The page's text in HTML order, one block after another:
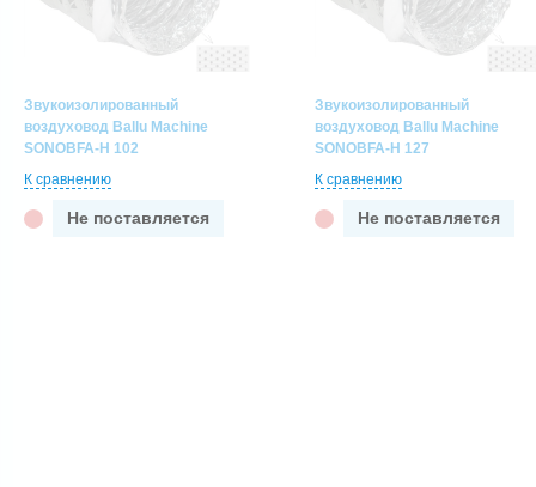
Звукоизолированный
воздуховод Ballu Machine
SONOBFA-H 102
К сравнению
Не поставляется
Звукоизолированный
воздуховод Ballu Machine
SONOBFA-H 127
К сравнению
Не поставляется